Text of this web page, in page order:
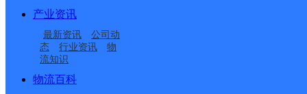
产业资讯
最新资讯
公司动
态
行业资讯
物
流知识
物流百科
发分部
辽宁本溪公司溪湖分部
本溪石桥子开发区营业
部
开发区邮政支局